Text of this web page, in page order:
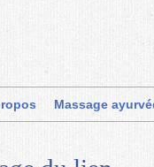
Massage